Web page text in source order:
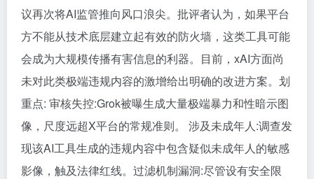
议再次将AI监管推向风口浪尖。批评者认为，如果平台
方不能从技术底层建立起有效的防火墙，这类工具可能
会成为大规模传播有害信息的利器。目前，xAI方面尚
未对此类极端违规内容的激增给出明确的改进方案。划
重点: 审核失控:Grok被曝生成大量极端暴力和性暗示图
像，尺度远超X平台的常规准则。 涉及未成年人:调查发
现该AI工具生成的违规内容中包含疑似未成年人的敏感
影像，触及法律红线。过滤机制漏洞:尽管设有安全限